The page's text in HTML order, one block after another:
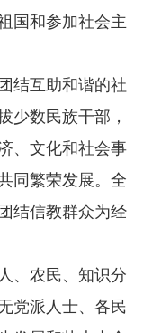
国和参加社会主
结互助和谐的社
少数民族干部，
、文化和社会事
同繁荣发展。全
结信教群众为经
、农民、知识分
党派人士、各民